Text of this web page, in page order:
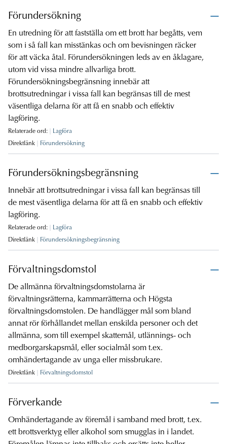
Förundersökning
En utredning för att fastställa om ett brott har begåtts, vem
som i så fall kan misstänkas och om bevisningen räcker
för att väcka åtal. Förundersökningen leds av en åklagare,
utom vid vissa mindre allvarliga brott.
Förundersökningsbegränsning innebär att
brottsutredningar i vissa fall kan begränsas till de mest
väsentliga delarna för att få en snabb och effektiv
lagföring.
Relaterade ord:
Lagföra
Direktlänk
Förundersökning
Förundersökningsbegränsning
Innebär att brottsutredningar i vissa fall kan begränsas till
de mest väsentliga delarna för att få en snabb och effektiv
lagföring.
Relaterade ord:
Lagföra
Direktlänk
Förundersökningsbegränsning
Förvaltningsdomstol
De allmänna förvaltningsdomstolarna är
förvaltningsrätterna, kammarrätterna och Högsta
förvaltningsdomstolen. De handlägger mål som bland
annat rör förhållandet mellan enskilda personer och det
allmänna, som till exempel skattemål, utlännings- och
medborgarskapsmål, eller socialmål som t.ex.
omhändertagande av unga eller missbrukare.
Direktlänk Förvaltningsdomstol
Förverkande
Omhändertagande av föremål i samband med brott, t.ex.
ett brottsverktyg eller alkohol som smugglas in i landet.